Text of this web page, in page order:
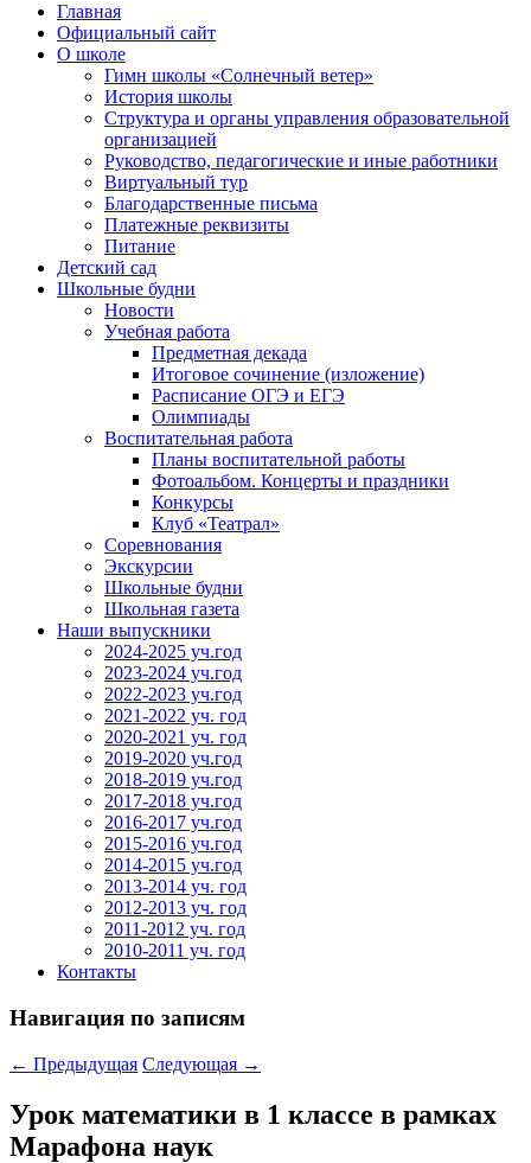
Главная
Официальный сайт
О школе
Гимн школы «Солнечный ветер»
История школы
Структура и органы управления образовательной
организацией
Руководство, педагогические и иные работники
Виртуальный тур
Благодарственные письма
Платежные реквизиты
Питание
Детский сад
Школьные будни
Новости
Учебная работа
Предметная декада
Итоговое сочинение (изложение)
Расписание ОГЭ и ЕГЭ
Олимпиады
Воспитательная работа
Планы воспитательной работы
Фотоальбом. Концерты и праздники
Конкурсы
Клуб «Театрал»
Соревнования
Экскурсии
Школьные будни
Школьная газета
Наши выпускники
2024-2025 уч.год
2023-2024 уч.год
2022-2023 уч.год
2021-2022 уч. год
2020-2021 уч. год
2019-2020 уч.год
2018-2019 уч.год
2017-2018 уч.год
2016-2017 уч.год
2015-2016 уч.год
2014-2015 уч.год
2013-2014 уч. год
2012-2013 уч. год
2011-2012 уч. год
2010-2011 уч. год
Контакты
Навигация по записям
← Предыдущая Следующая →
Урок математики в 1 классе в рамках
Марафона наук